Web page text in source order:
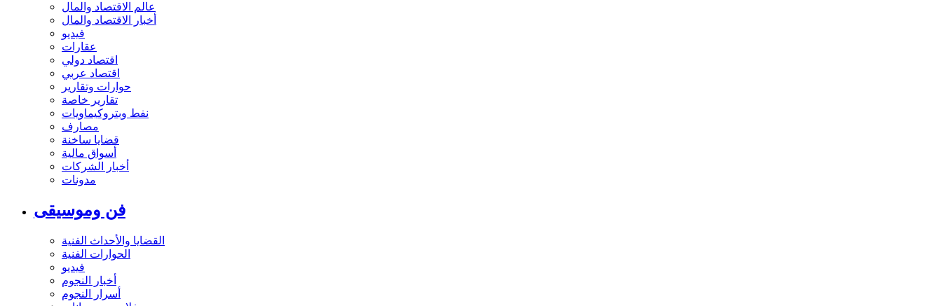
عالم الاقتصاد والمال
أخبار الاقتصاد والمال
فيديو
عقارات
اقتصاد دولي
اقتصاد عربي
حوارات وتقارير
تقارير خاصة
نفط وبتروكيماويات
مصارف
قضايا ساخنة
أسواق مالية
أخبار الشركات
مدونات
فن وموسيقى
القضايا والأحداث الفنية
الحوارات الفنية
فيديو
أخبار النجوم
أسرار النجوم